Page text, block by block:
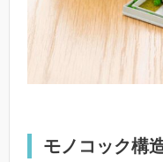
モノコック構